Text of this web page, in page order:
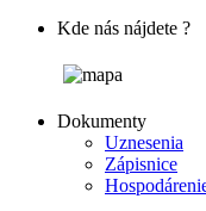
Kde nás nájdete ?
Dokumenty
Uznesenia
Zápisnice